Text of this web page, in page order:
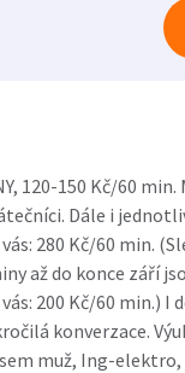
120-150 Kč/60
Dále i
280 Kč/60 min.
až do konce září
200 Kč/60 min.) I
konverzace.
muž, Ing-